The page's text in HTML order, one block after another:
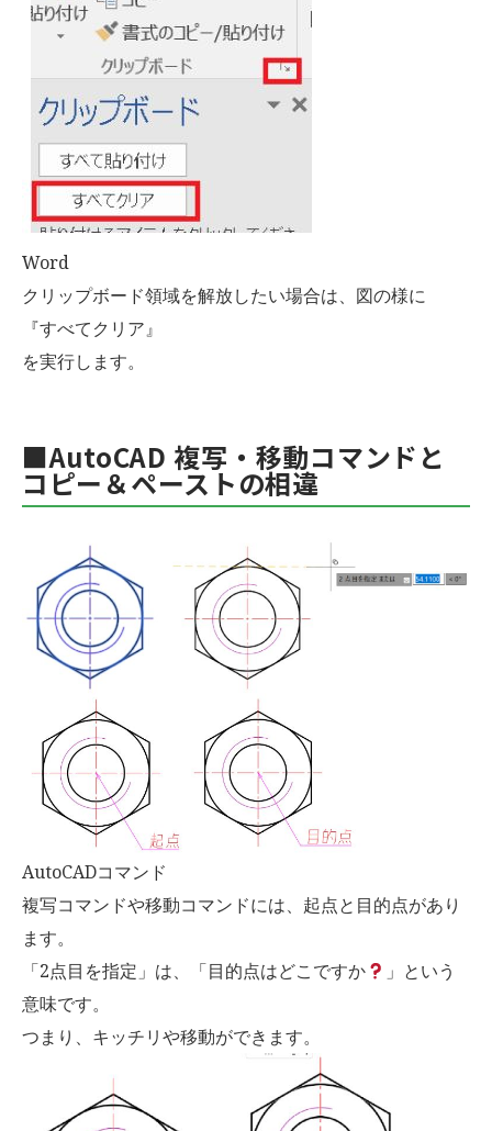
Word
クリップボード領域を解放したい場合は、図の様に
『すべてクリア』
を実行します。
■AutoCAD 複写・移動コマンドと
コピー＆ペーストの相違
AutoCADコマンド
複写コマンドや移動コマンドには、起点と目的点があり
ます。
「2点目を指定」は、「目的点はどこですか
」という
意味です。
つまり、キッチリや移動ができます。